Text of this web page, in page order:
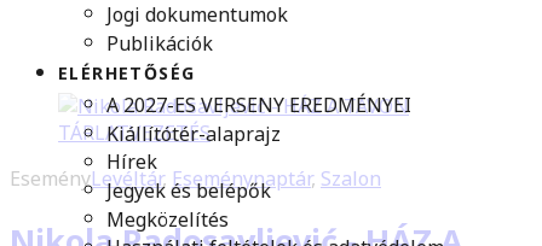
Jogi dokumentumok
Publikációk
ELÉRHETŐSÉG
A 2027-ES VERSENY EREDMÉNYEI
Kiállítótér-alaprajz
Hírek
Jegyek és belépők
Megközelítés
EseményLevéltár, Eseménynaptár, Szalon